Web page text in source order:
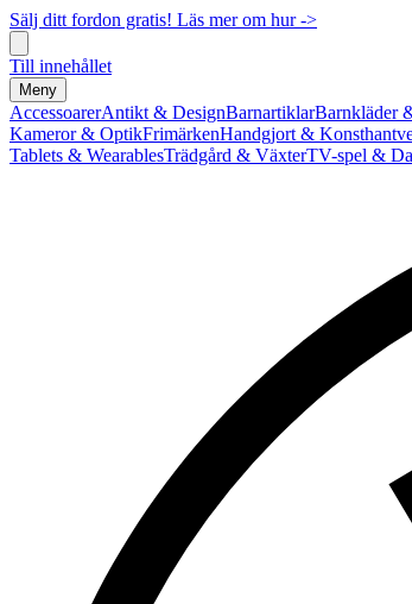
Sälj ditt fordon gratis! Läs mer om hur ->
Till innehållet
Meny
AccessoarerAntikt & DesignBarnartiklarBarnkläder
Kameror & OptikFrimärkenHandgjort &
Tablets & WearablesTrädgård & VäxterTV-spel &